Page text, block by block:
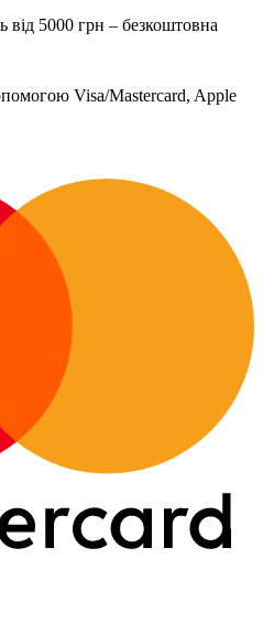
від 5000 грн – безкоштовна
Visa/Mastercard, Apple